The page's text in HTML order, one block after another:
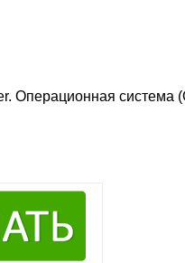
Операционная система